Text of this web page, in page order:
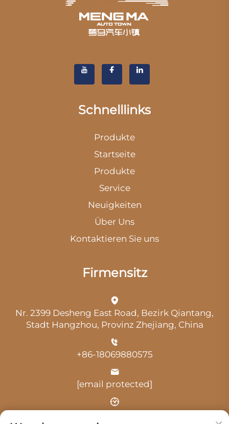
Schnelllinks
Produkte
Startseite
Produkte
Service
Neuigkeiten
Über Uns
Kontaktieren Sie uns
Firmensitz
Nr. 2399 Desheng East Road, Bezirk Qiantang,
Stadt Hangzhou, Provinz Zhejiang, China
+86-18069880575
[email protected]